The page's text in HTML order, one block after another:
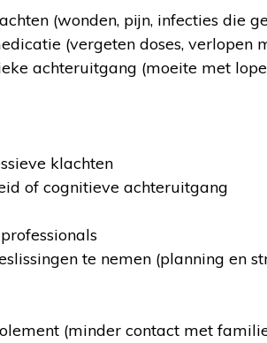
(wonden, pijn, infecties die
(vergeten doses, verlopen
achteruitgang (moeite met
klachten
of cognitieve achteruitgang
te nemen (planning en
(minder contact met